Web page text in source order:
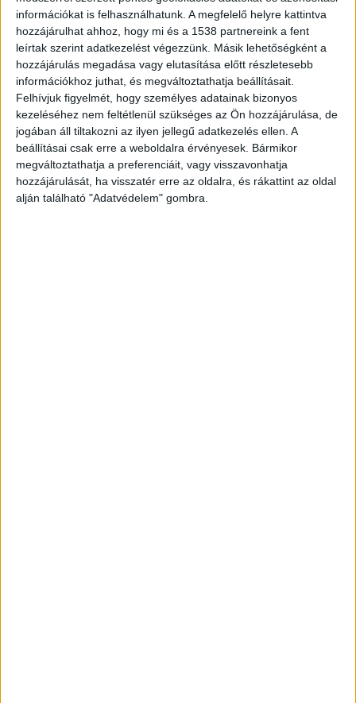
információkat is felhasználhatunk. A megfelelő helyre kattintva
hozzájárulhat ahhoz, hogy mi és a 1538 partnereink a fent
leírtak szerint adatkezelést végezzünk. Másik lehetőségként a
hozzájárulás megadása vagy elutasítása előtt részletesebb
információkhoz juthat, és megváltoztathatja beállításait.
Felhívjuk figyelmét, hogy személyes adatainak bizonyos
kezeléséhez nem feltétlenül szükséges az Ön hozzájárulása, de
jogában áll tiltakozni az ilyen jellegű adatkezelés ellen. A
beállításai csak erre a weboldalra érvényesek. Bármikor
megváltoztathatja a preferenciáit, vagy visszavonhatja
hozzájárulását, ha visszatér erre az oldalra, és rákattint az oldal
alján található "Adatvédelem" gombra.
ZENE
ZENE
A legfrissebb megjelenések első kézből!
SZÓLÓBAN IS ÓRIÁSI EDM-
HIMNUSZT TUD VILLANTANI ELLIE